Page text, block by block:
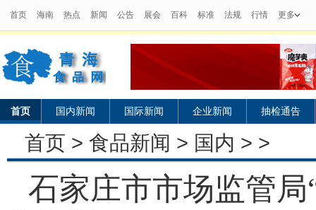
首页 海南 热点 新闻 公告 展会 百科 标准 法规 行情 更多
首页 国内新闻 国际新闻 企业新闻 抽检通告
首页 > 食品新闻 > 国内 > >
石家庄市市场监管